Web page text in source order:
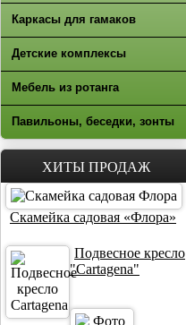
Каркасы для гамаков
Детские комплексы
Мебель из ротанга
Павильоны, беседки, зонты
ХИТЫ ПРОДАЖ
Скамейка садовая «Флора»
Подвесное кресло
"Cartagena"